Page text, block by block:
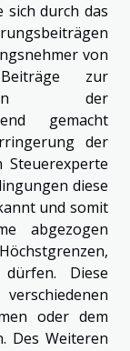
sich durch das
von
zur
in der
gemacht
der
Steuerexperte
diese
und somit
abgezogen
Diese
oder dem
Des Weiteren